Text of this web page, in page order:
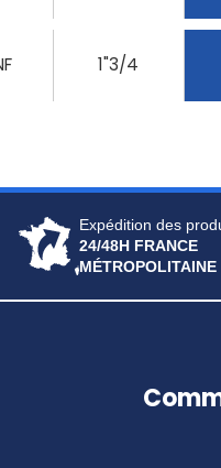
1"3/4
Expédition des
24/48H FRANCE
MÉTROPOLITAINE